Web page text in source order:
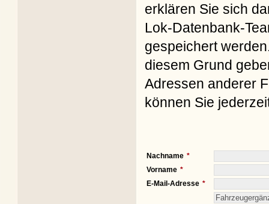
erklären Sie sich
Lok-Datenbank-
gespeichert
diesem Grund
Adressen anderer
können Sie
Nachname
Vorname
E-Mail-Adresse